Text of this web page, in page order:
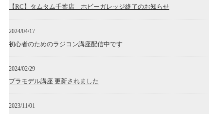
【RC】タムタム千葉店 ホビーガレッジ終了のお知らせ
2024/04/17
初心者のためのラジコン講座配信中です
2024/02/29
プラモデル講座 更新されました
2023/11/01